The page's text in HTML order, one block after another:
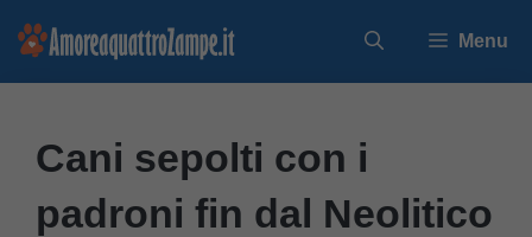
Vai
Menu
Cani sepolti con i
padroni fin dal Neolitico